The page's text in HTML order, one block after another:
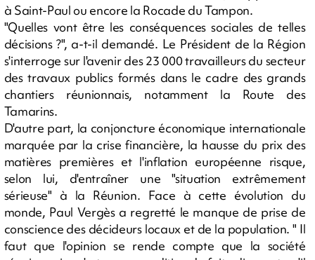
à Saint-Paul ou encore la Rocade du Tampon.
"Quelles vont être les conséquences sociales de telles
décisions ?", a-t-il demandé. Le Président de la Région
s'interroge sur l'avenir des 23 000 travailleurs du secteur
des travaux publics formés dans le cadre des grands
chantiers réunionnais, notamment la Route des
Tamarins.
D'autre part, la conjoncture économique internationale
marquée par la crise financière, la hausse du prix des
matières premières et l'inflation européenne risque,
selon lui, d'entraîner une "situation extrêmement
sérieuse" à la Réunion. Face à cette évolution du
monde, Paul Vergès a regretté le manque de prise de
conscience des décideurs locaux et de la population. " Il
faut que l'opinion se rende compte que la société